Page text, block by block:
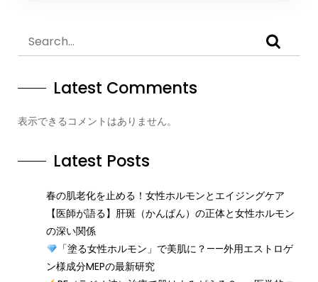
Latest Comments
表示できるコメントはありません。
Latest Posts
春の肌老化を止める！女性ホルモンとエイジングケア
【医師が語る】肝斑（かんぱん）の正体と女性ホルモン
の深い関係
「塗る女性ホルモン」で美肌に？——外用エストロゲ
ン様成分MEPの最新研究